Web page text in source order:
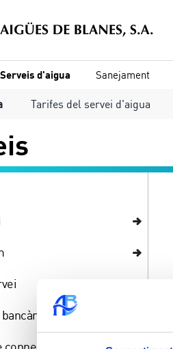
Serveis d'aigua
Tarifes del servei d'aigua
Sanejament